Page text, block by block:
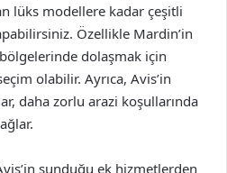
lüks modellere kadar çeşitli
Özellikle Mardin’in
dolaşmak için
olabilir. Ayrıca, Avis’in
daha zorlu arazi koşullarında
sunduğu ek hizmetlerden